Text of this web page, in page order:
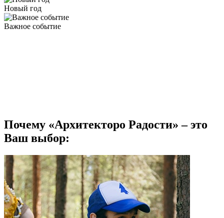
Новый год
Важное событие
Почему «Архитекторо Радости» – это
Ваш выбор: